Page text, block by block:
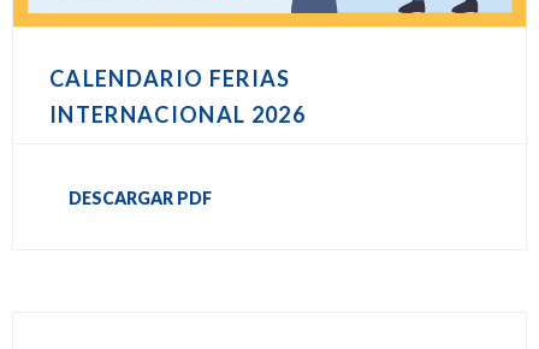
CALENDARIO FERIAS
INTERNACIONAL 2026
DESCARGAR PDF